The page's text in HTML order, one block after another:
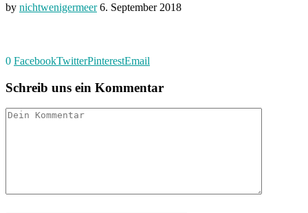
by nichtwenigermeer 6. September 2018
0 FacebookTwitterPinterestEmail
Schreib uns ein Kommentar